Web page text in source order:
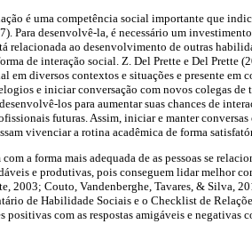
é uma competência social importante que
Para desenvolvê-la, é necessário um
relacionada ao desenvolvimento de outras
de interação social. Z. Del Prette e Del Prette
em diversos contextos e situações e presente em
e iniciar conversação com novos colegas
los para aumentar suas chances de
futuras. Assim, iniciar e manter
vivenciar a rotina acadêmica de forma
a forma mais adequada de as pessoas se
e produtivas, pois conseguem lidar melhor
2003; Couto, Vandenberghe, Tavares, & Silva,
de Habilidade Sociais e o Checklist de
com as respostas amigáveis e negativas